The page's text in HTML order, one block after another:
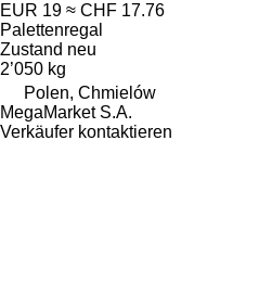
EUR 19 ≈ CHF 17.76
Palettenregal
Zustand neu
2’050 kg
Polen, Chmielów
MegaMarket S.A.
Verkäufer kontaktieren